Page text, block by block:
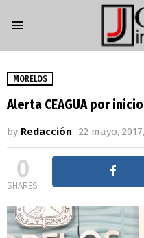
MORELOS
Alerta CEAGUA por
by Redacción 22 mayo,
0
SHARES